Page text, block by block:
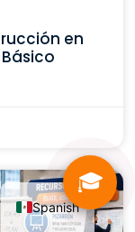
en
🎓
Spanish